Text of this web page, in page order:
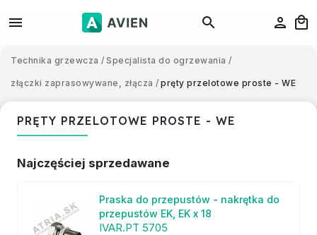
Technika grzewcza / Specjalista do ogrzewania /
złączki zaprasowywane, złącza / pręty przelotowe proste - WE
PRĘTY PRZELOTOWE PROSTE - WE
Najczęściej sprzedawane
Praska do przepustów - nakrętka do
przepustów EK, EK x 18
IVAR.PT 5705